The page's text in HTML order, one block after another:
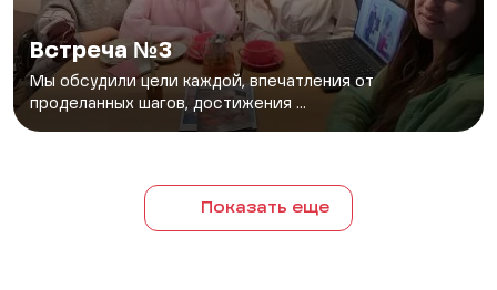
Встреча №3
Мы обсудили цели каждой, впечатления от
проделанных шагов, достижения ...
Показать еще